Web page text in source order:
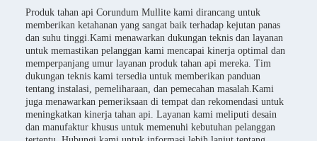
Produk tahan api Corundum Mullite kami dirancang untuk
memberikan ketahanan yang sangat baik terhadap kejutan panas
dan suhu tinggi.Kami menawarkan dukungan teknis dan layanan
untuk memastikan pelanggan kami mencapai kinerja optimal dan
memperpanjang umur layanan produk tahan api mereka. Tim
dukungan teknis kami tersedia untuk memberikan panduan
tentang instalasi, pemeliharaan, dan pemecahan masalah.Kami
juga menawarkan pemeriksaan di tempat dan rekomendasi untuk
meningkatkan kinerja tahan api. Layanan kami meliputi desain
dan manufaktur khusus untuk memenuhi kebutuhan pelanggan